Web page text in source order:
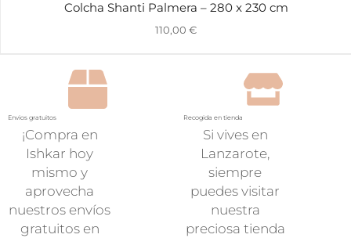
Colcha Shanti Palmera – 280 x 230 cm
110,00 €
Envios gratuitos
¡Compra en
Ishkar hoy
mismo y
aprovecha
nuestros envíos
gratuitos en
Recogida en tienda
Si vives en
Lanzarote,
siempre
puedes visitar
nuestra
preciosa tienda